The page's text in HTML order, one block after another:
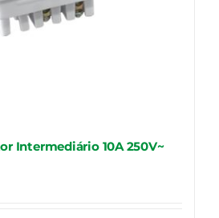
Intermediário 10A 250V~